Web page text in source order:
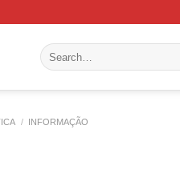
Search
for:
/ INFORMAÇÃO